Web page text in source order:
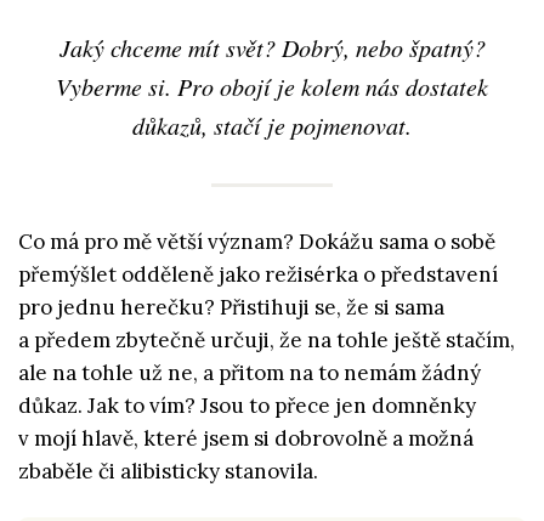
Jaký chceme mít svět? Dobrý, nebo špatný?
Vyberme si. Pro obojí je kolem nás dostatek
důkazů, stačí je pojmenovat.
Co má pro mě větší význam? Dokážu sama o sobě
přemýšlet odděleně jako režisérka o představení
pro jednu herečku? Přistihuji se, že si sama
a předem zbytečně určuji, že na tohle ještě stačím,
ale na tohle už ne, a přitom na to nemám žádný
důkaz. Jak to vím? Jsou to přece jen domněnky
v mojí hlavě, které jsem si dobrovolně a možná
zbaběle či alibisticky stanovila.